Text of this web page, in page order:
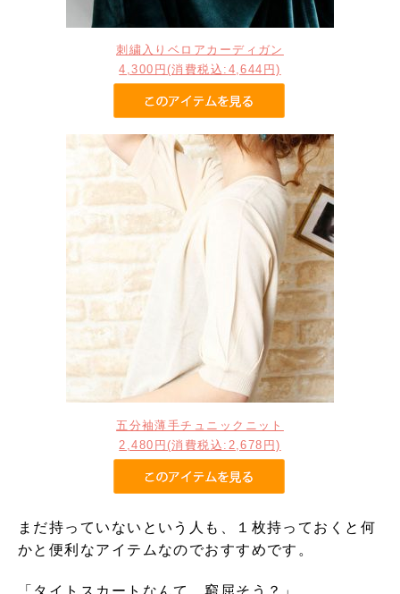
刺繍入りベロアカーディガン
4,300円(消費税込:4,644円)
五分袖薄手チュニックニット
2,480円(消費税込:2,678円)
まだ持っていないという人も、１枚持っておくと何
かと便利なアイテムなのでおすすめです。
「タイトスカートなんて、窮屈そう？」